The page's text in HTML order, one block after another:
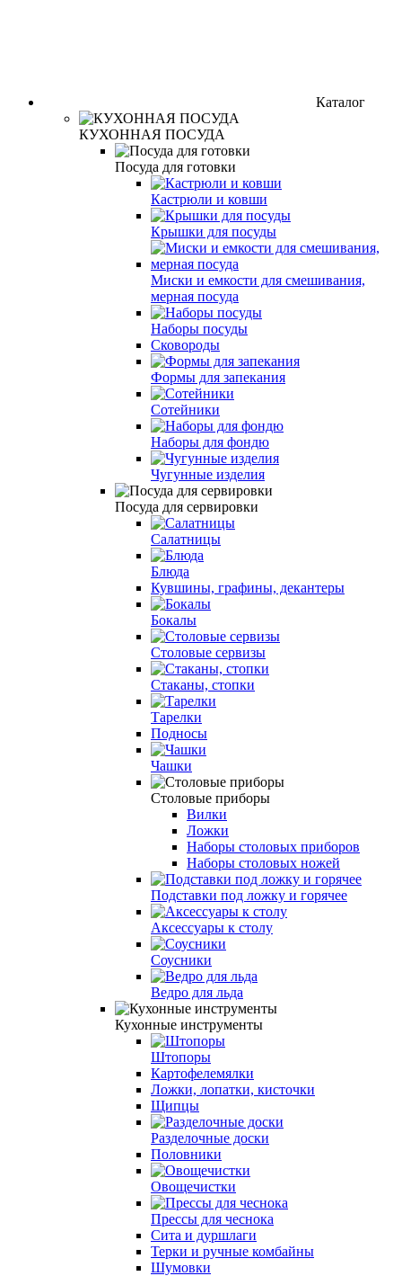
Каталог
КУХОННАЯ ПОСУДА
Посуда для готовки
Кастрюли и ковши
Крышки для посуды
Миски и емкости для смешивания,
мерная посуда
Наборы посуды
Сковороды
Формы для запекания
Сотейники
Наборы для фондю
Чугунные изделия
Посуда для сервировки
Салатницы
Блюда
Кувшины, графины, декантеры
Бокалы
Столовые сервизы
Стаканы, стопки
Тарелки
Подносы
Чашки
Столовые приборы
Вилки
Ложки
Наборы столовых приборов
Наборы столовых ножей
Подставки под ложку и горячее
Аксессуары к столу
Соусники
Ведро для льда
Кухонные инструменты
Штопоры
Картофелемялки
Ложки, лопатки, кисточки
Щипцы
Разделочные доски
Половники
Овощечистки
Прессы для чеснока
Сита и дуршлаги
Терки и ручные комбайны
Шумовки